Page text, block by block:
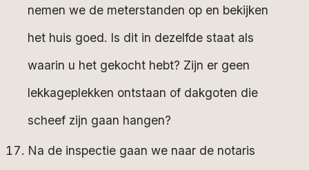
nemen we de meterstanden op en bekijken
het huis goed. Is dit in dezelfde staat als
waarin u het gekocht hebt? Zijn er geen
lekkageplekken ontstaan of dakgoten die
scheef zijn gaan hangen?
Na de inspectie gaan we naar de notaris